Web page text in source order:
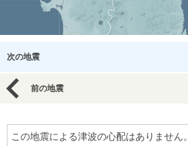
次の地震
前の地震
この地震による津波の心配はありません。